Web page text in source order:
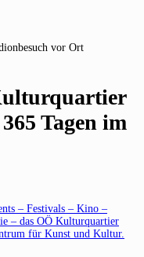
vor Ort
Tagen im
– Festivals – Kino –
– das OÖ Kulturquartier
für Kunst und Kultur.